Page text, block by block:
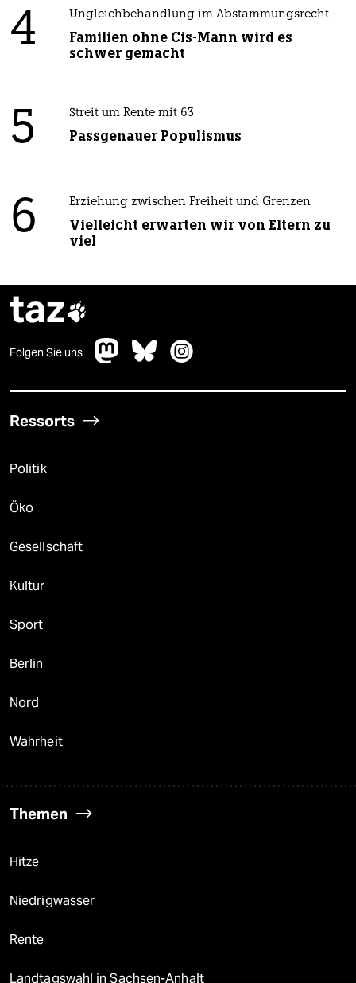
4 Ungleichbehandlung im Abstammungsrecht
Familien ohne Cis-Mann wird es
schwer gemacht
5 Streit um Rente mit 63
Passgenauer Populismus
6 Erziehung zwischen Freiheit und Grenzen
Vielleicht erwarten wir von Eltern zu
viel
taz
Folgen Sie uns
Ressorts
Politik
Öko
Gesellschaft
Kultur
Sport
Berlin
Nord
Wahrheit
Themen
Hitze
Niedrigwasser
Rente
Landtagswahl in Sachsen-Anhalt